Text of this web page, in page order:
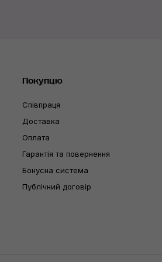
Покупцю
Співпраця
Доставка
Оплата
Гарантія та повернення
Бонусна система
Публічний договір